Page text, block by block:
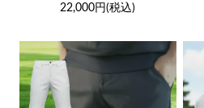
22,000円(税込)